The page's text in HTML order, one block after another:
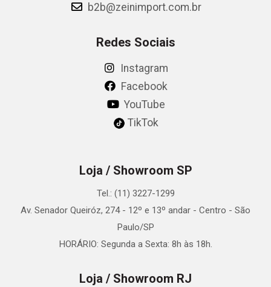
b2b@zeinimport.com.br
Redes Sociais
Instagram
Facebook
YouTube
TikTok
Loja / Showroom SP
Tel.: (11) 3227-1299
Av. Senador Queiróz, 274 - 12º e 13º andar - Centro - São
Paulo/SP
HORÁRIO: Segunda a Sexta: 8h às 18h.
Loja / Showroom RJ